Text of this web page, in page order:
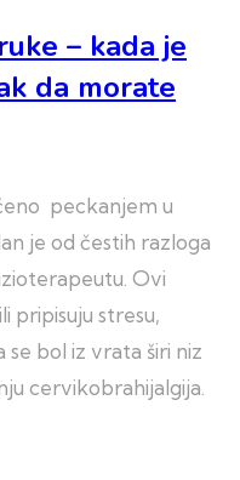
– kada je
da morate
peckanjem u
je od čestih razloga
Ovi
pripisuju stresu,
se bol iz vrata širi niz
cervikobrahijalgija.